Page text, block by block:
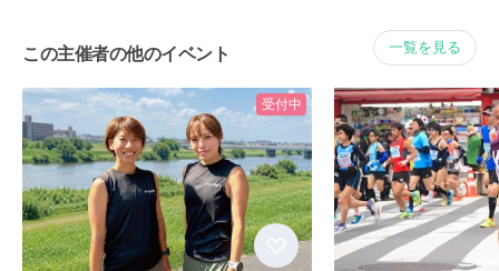
この主催者の他のイベント 一覧を見る
受付中